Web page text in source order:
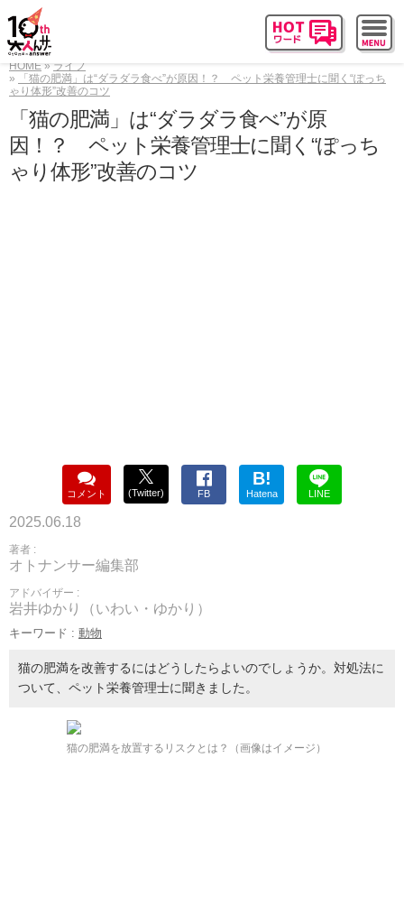
HOME
ライフ
「猫の肥満」は“ダラダラ食べ”が原因！？ ペット栄養管理士に聞く“ぽっち
ゃり体形”改善のコツ
「猫の肥満」は“ダラダラ食べ”が原
因！？ ペット栄養管理士に聞く“ぽっち
ゃり体形”改善のコツ
コメント (Twitter) FB
B!
Hatena LINE
2025.06.18
著者 :
オトナンサー編集部
アドバイザー :
岩井ゆかり（いわい・ゆかり）
キーワード : 動物
猫の肥満を改善するにはどうしたらよいのでしょうか。対処法に
ついて、ペット栄養管理士に聞きました。
猫の肥満を放置するリスクとは？（画像はイメージ）